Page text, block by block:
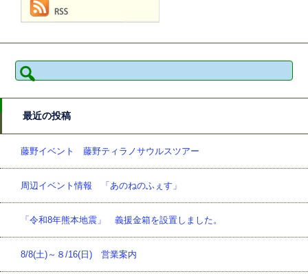
検
索:
最近の投稿
藤野イベント 藤野ティラノサウルスツアー
周辺イベント情報 「あのねのふぇす」
「令和8年熊本地震」 義援金箱を設置しました。
8/8(土)～８/16(日) 営業案内